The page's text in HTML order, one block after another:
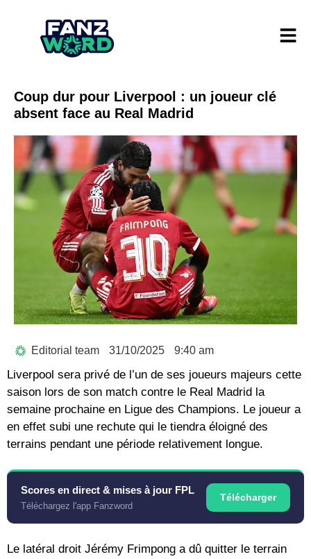
Coup dur pour Liverpool : un joueur clé
absent face au Real Madrid
Editorial team 31/10/2025 9:40 am
Liverpool sera privé de l’un de ses joueurs majeurs cette
saison lors de son match contre le Real Madrid la
semaine prochaine en Ligue des Champions. Le joueur a
en effet subi une rechute qui le tiendra éloigné des
terrains pendant une période relativement longue.
Scores en direct & mises à jour FPL
Téléchargez l'app Fanzword
Télécharger
Le latéral droit Jérémy Frimpong a dû quitter le terrain